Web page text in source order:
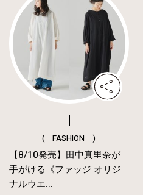
( FASHION )
【8/10発売】田中真里奈が
手がける《ファッジ オリジ
ナルウエ...